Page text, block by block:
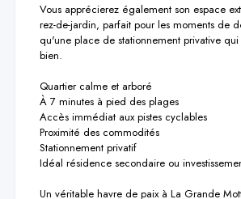
Vous apprécierez également son espace
rez-de-jardin, parfait pour les moments de
qu'une place de stationnement privative
bien.
Quartier calme et arboré
À 7 minutes à pied des plages
Accès immédiat aux pistes cyclables
Proximité des commodités
Stationnement privatif
Idéal résidence secondaire ou
Un véritable havre de paix à La Grande